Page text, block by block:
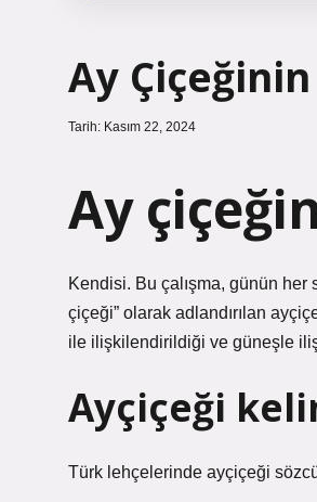
Ay
Tarih: Kasım 22, 2024
Ay
Kendisi. Bu çalışma, günün her
çiçeği” olarak adlandırılan
ile ilişkilendirildiği ve güneşle
Ayçiçeği
Türk lehçelerinde ayçiçeği